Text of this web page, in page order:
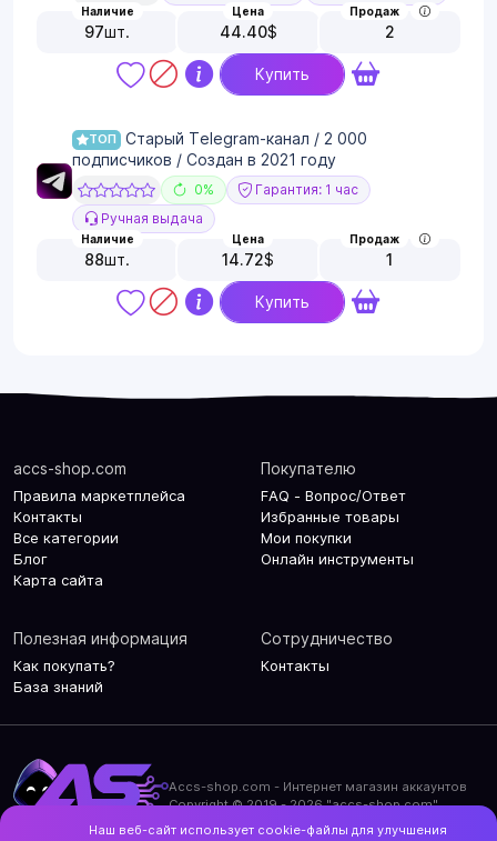
Наличие
97шт.
Цена
44.40$
Продаж
2
Купить
ТОП
Старый Telegram-канал / 2 000
подписчиков / Создан в 2021 году
0%
Гарантия: 1 час
Ручная выдача
Наличие
88шт.
Цена
14.72$
Продаж
1
Купить
accs-shop.com
Правила маркетплейса
Контакты
Все категории
Блог
Карта сайта
Покупателю
FAQ - Вопрос/Ответ
Избранные товары
Мои покупки
Онлайн инструменты
Полезная информация
Как покупать?
База знаний
Сотрудничество
Контакты
Accs-shop.com - Интернет магазин аккаунтов
Copyright © 2019 - 2026 "accs-shop.com"
Наш веб-сайт использует cookie-файлы для улучшения